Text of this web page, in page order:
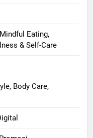
Eating,
& Self-Care
Body Care,